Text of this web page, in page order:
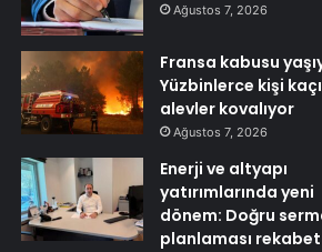
Ağustos 7, 2026
Fransa kabusu
Yüzbinlerce kişi
alevler kovalıyor
Ağustos 7, 2026
Enerji ve altyapı
yatırımlarında yeni
dönem: Doğru
planlaması rekabet